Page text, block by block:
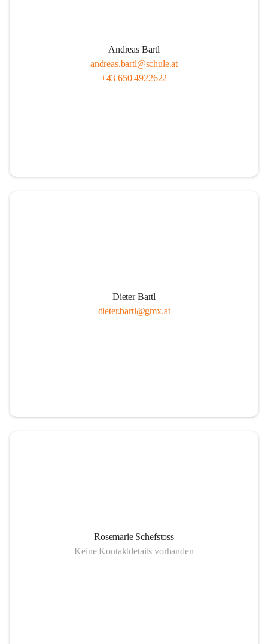
Andreas Bartl
andreas.bartl@schule.at
+43 650 4922622
Dieter Bartl
dieter.bartl@gmx.at
Rosemarie Schefstoss
Keine Kontaktdetails vorhanden